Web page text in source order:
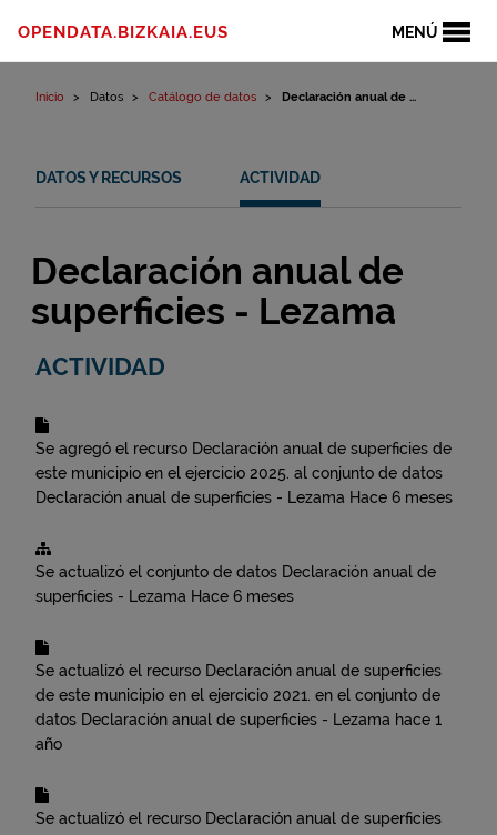
MENÚ
OPENDATA.BIZKAIA.EUS
Inicio Datos Catálogo de datos Declaración anual de ...
DATOS Y RECURSOS ACTIVIDAD
Declaración anual de
superficies - Lezama
ACTIVIDAD
Se agregó el recurso Declaración anual de superficies de
este municipio en el ejercicio 2025. al conjunto de datos
Declaración anual de superficies - Lezama Hace 6 meses
Se actualizó el conjunto de datos Declaración anual de
superficies - Lezama Hace 6 meses
Se actualizó el recurso Declaración anual de superficies
de este municipio en el ejercicio 2021. en el conjunto de
datos Declaración anual de superficies - Lezama hace 1
año
Se actualizó el recurso Declaración anual de superficies